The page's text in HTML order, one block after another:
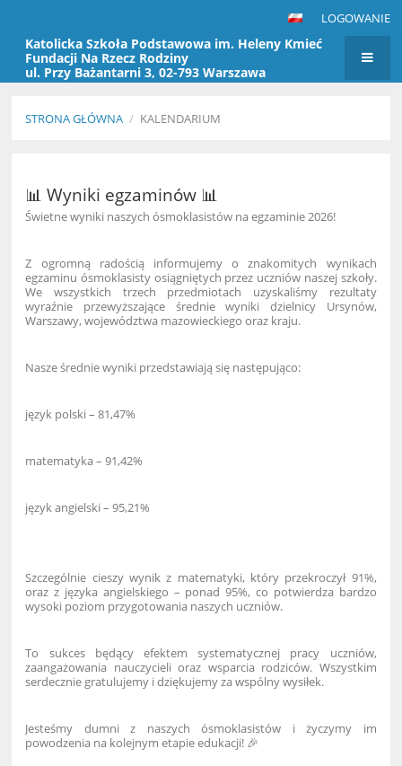
LOGOWANIE
Katolicka Szkoła Podstawowa im. Heleny Kmieć
Fundacji Na Rzecz Rodziny
ul. Przy Bażantarni 3, 02-793 Warszawa
tel. 22 859 20 40 /50
STRONA GŁÓWNA / KALENDARIUM
📊 Wyniki egzaminów 📊
Świetne wyniki naszych ósmoklasistów na egzaminie 2026!
Z ogromną radością informujemy o znakomitych wynikach
egzaminu ósmoklasisty osiągniętych przez uczniów naszej szkoły.
We wszystkich trzech przedmiotach uzyskaliśmy rezultaty
wyraźnie przewyższające średnie wyniki dzielnicy Ursynów,
Warszawy, województwa mazowieckiego oraz kraju.
Nasze średnie wyniki przedstawiają się następująco:
język polski – 81,47%
matematyka – 91,42%
język angielski – 95,21%
Szczególnie cieszy wynik z matematyki, który przekroczył 91%,
oraz z języka angielskiego – ponad 95%, co potwierdza bardzo
wysoki poziom przygotowania naszych uczniów.
To sukces będący efektem systematycznej pracy uczniów,
zaangażowania nauczycieli oraz wsparcia rodziców. Wszystkim
serdecznie gratulujemy i dziękujemy za wspólny wysiłek.
Jesteśmy dumni z naszych ósmoklasistów i życzymy im
powodzenia na kolejnym etapie edukacji! 🎉